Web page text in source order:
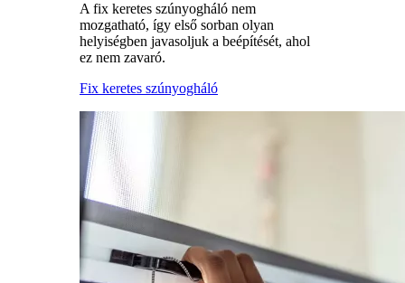
A fix keretes szúnyogháló nem
mozgatható, így első sorban olyan
helyiségben javasoljuk a beépítését, ahol
ez nem zavaró.
Fix keretes szúnyogháló